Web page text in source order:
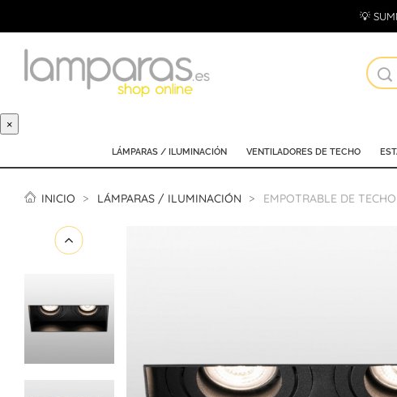
💡
×
LÁMPARAS / ILUMINACIÓN VENTILADORES DE TECHO
INICIO LÁMPARAS / ILUMINACIÓN EMPOTRABLE DE